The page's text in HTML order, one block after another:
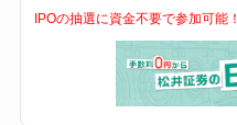
IPOの抽選に資金不要で参加可能！